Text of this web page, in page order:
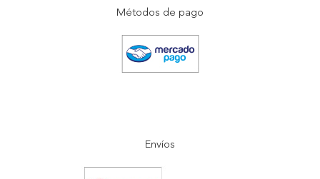
Métodos de pago
Envíos